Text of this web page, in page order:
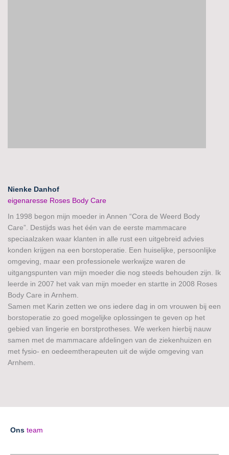
Nienke Danhof
eigenaresse Roses Body Care
In 1998 begon mijn moeder in Annen “Cora de Weerd Body
Care”. Destijds was het één van de eerste mammacare
speciaalzaken waar klanten in alle rust een uitgebreid advies
konden krijgen na een borstoperatie. Een huiselijke, persoonlijke
omgeving, maar een professionele werkwijze waren de
uitgangspunten van mijn moeder die nog steeds behouden zijn. Ik
leerde in 2007 het vak van mijn moeder en startte in 2008 Roses
Body Care in Arnhem.
Samen met Karin zetten we ons iedere dag in om vrouwen bij een
borstoperatie zo goed mogelijke oplossingen te geven op het
gebied van lingerie en borstprotheses. We werken hierbij nauw
samen met de mammacare afdelingen van de ziekenhuizen en
met fysio- en oedeemtherapeuten uit de wijde omgeving van
Arnhem.
Ons team